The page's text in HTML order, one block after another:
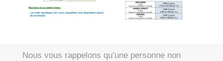
Nous vous rappelons qu’une personne non